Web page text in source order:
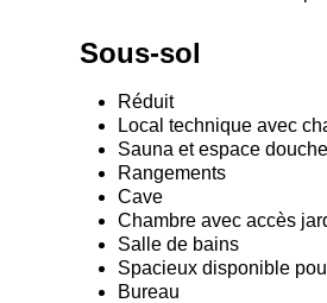
Sous-sol
Réduit
Local technique avec
Sauna et espace douche
Rangements
Cave
Chambre avec accès
Salle de bains
Spacieux disponible
Bureau